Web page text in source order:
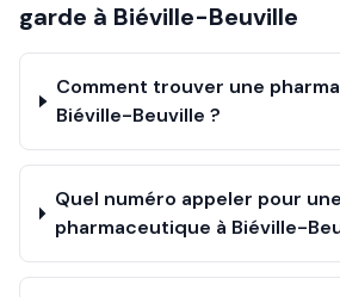
garde à Biéville-Beuville
Comment trouver une
Biéville-Beuville ?
Quel numéro appeler pour
pharmaceutique à Biéville-